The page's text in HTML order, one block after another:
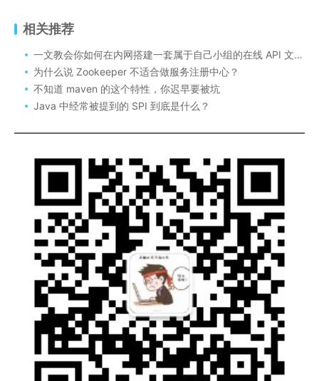
相关推荐
一文教会你如何在内网搭建一套属于自己小组的在线 API 文档？
为什么说 Zookeeper 不适合做服务注册中心？
不知道 maven 的这个特性，你迟早要被坑
Java 中经常被提到的 SPI 到底是什么？